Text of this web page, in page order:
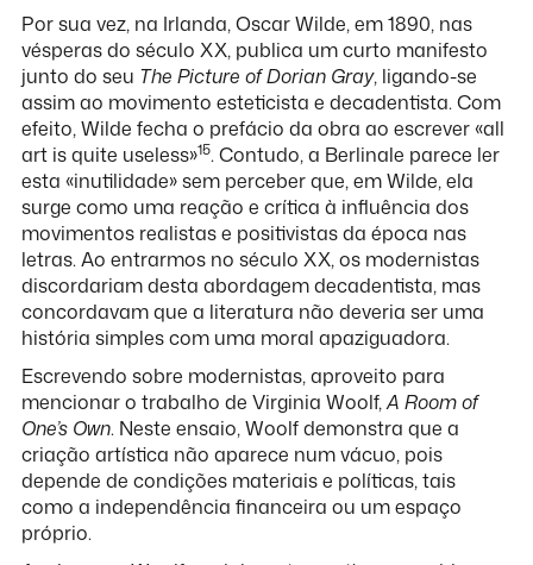
Por sua vez, na Irlanda, Oscar Wilde, em 1890, nas
vésperas do século XX, publica um curto manifesto
junto do seu The Picture of Dorian Gray, ligando-se
assim ao movimento esteticista e decadentista. Com
efeito, Wilde fecha o prefácio da obra ao escrever «all
art is quite useless»15. Contudo, a Berlinale parece ler
esta «inutilidade» sem perceber que, em Wilde, ela
surge como uma reação e crítica à influência dos
movimentos realistas e positivistas da época nas
letras. Ao entrarmos no século XX, os modernistas
discordariam desta abordagem decadentista, mas
concordavam que a literatura não deveria ser uma
história simples com uma moral apaziguadora.
Escrevendo sobre modernistas, aproveito para
mencionar o trabalho de Virginia Woolf,A Room of
One’s Own. Neste ensaio, Woolf demonstra que a
criação artística não aparece num vácuo, pois
depende de condições materiais e políticas, tais
como a independência financeira ou um espaço
próprio.